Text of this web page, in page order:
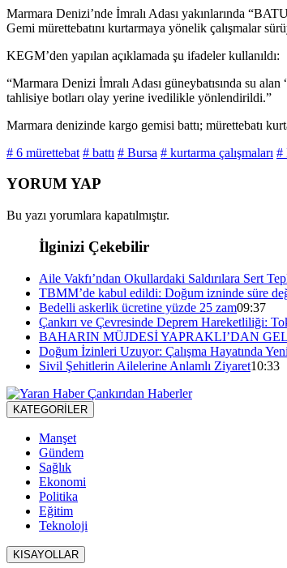
Marmara Denizi’nde İmralı Adası yakınlarında
Gemi mürettebatını kurtarmaya yönelik çalışmalar
KEGM’den yapılan açıklamada şu ifadeler kullanıldı:
“Marmara Denizi İmralı Adası güneybatısında su
tahlisiye botları olay yerine ivedilikle yönlendirildi.”
Marmara denizinde kargo gemisi battı; mürettebatı
# 6 mürettebat # battı # Bursa # kurtarma çalışmaları #
YORUM YAP
Bu yazı yorumlara kapatılmıştır.
İlginizi Çekebilir
Aile Vakfı’ndan Okullardaki Saldırılara Sert
TBMM’de kabul edildi: Doğum izninde süre
Bedelli askerlik ücretine yüzde 25 zam09:37
Çankırı ve Çevresinde Deprem Hareketliliği:
BAHARIN MÜJDESİ YAPRAKLI’DAN
Doğum İzinleri Uzuyor: Çalışma Hayatında
Sivil Şehitlerin Ailelerine Anlamlı Ziyaret10:33
KATEGORİLER
Manşet
Gündem
Sağlık
Ekonomi
Politika
Eğitim
Teknoloji
KISAYOLLAR